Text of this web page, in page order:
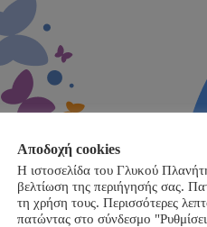
Αποδοχή cookies
Η ιστοσελίδα του Γλυκού
βελτίωση της περιήγησής σας.
τη χρήση τους. Περισσότερες
πατώντας στο σύνδεσμο